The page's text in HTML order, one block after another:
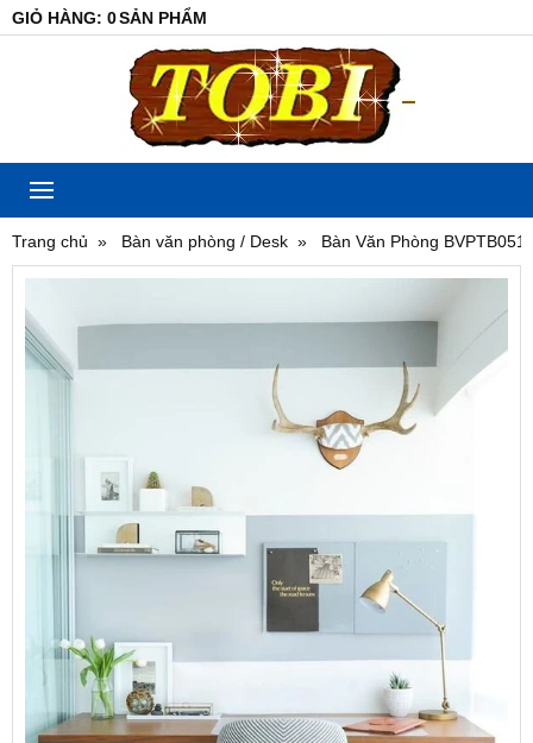
GIỎ HÀNG: 0SẢN PHẨM
Trang chủ Bàn văn phòng / Desk Bàn Văn Phòng